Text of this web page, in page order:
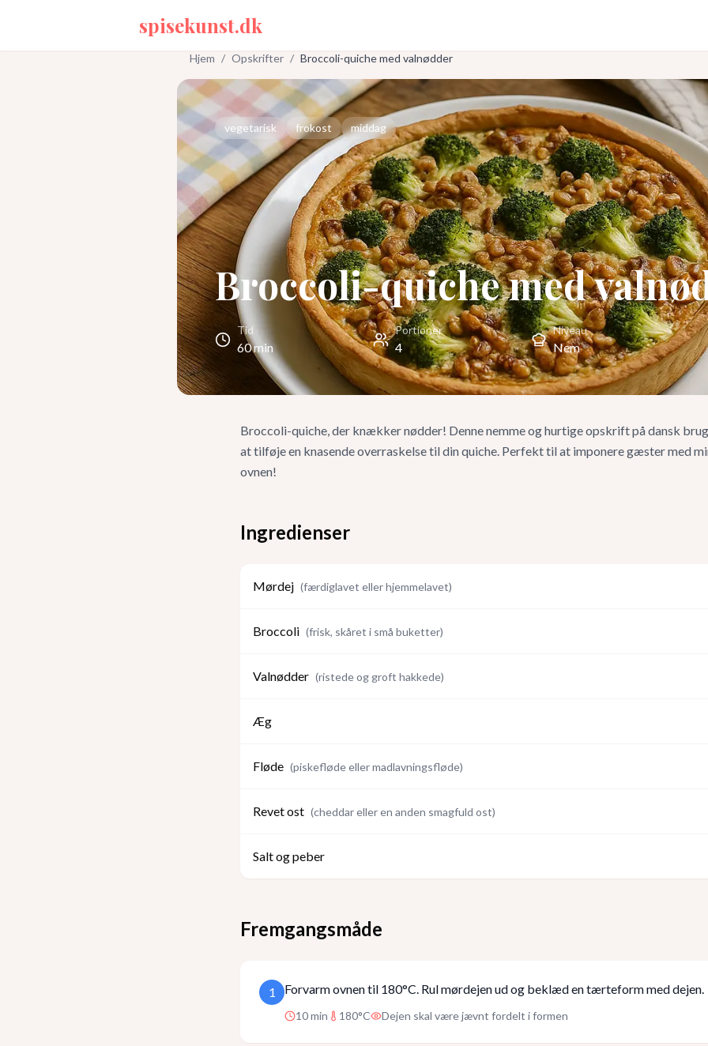
spisekunst.dk
Hjem / Opskrifter / Broccoli-quiche med valnødder
vegetarisk frokost middag
Broccoli-quiche med
Tid
60min
Portioner
4
Niveau
Nem
Broccoli-quiche, der knækker nødder! Denne nemme og hurtige opskrift på dansk
at tilføje en knasende overraskelse til din quiche. Perfekt til at imponere gæster med
ovnen!
Ingredienser
Mørdej (færdiglavet eller hjemmelavet)
Broccoli (frisk, skåret i små buketter)
Valnødder (ristede og groft hakkede)
Æg
Fløde (piskefløde eller madlavningsfløde)
Revet ost (cheddar eller en anden smagfuld ost)
Salt og peber
Fremgangsmåde
1 Forvarm ovnen til 180°C. Rul mørdejen ud og beklæd en tærteform med dejen.
10min 180°C Dejen skal være jævnt fordelt i formen